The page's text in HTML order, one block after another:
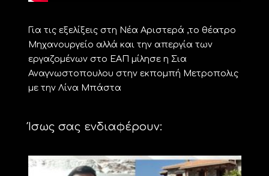
Για τις εξελίξεις στη Νέα Αριστερά ,το θέατρο
Μηχανουργείο αλλά και την απεργία των
εργαζομένων στο ΕΑΠ μίλησε η Σια
Αναγνωστοπουλου στην εκπομπή Μετροπολις
με την Λίνα Μπάστα
Ίσως σας ενδιαφέρουν: